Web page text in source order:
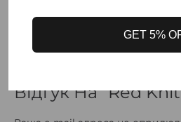
Відгук На “Red
GET 5%